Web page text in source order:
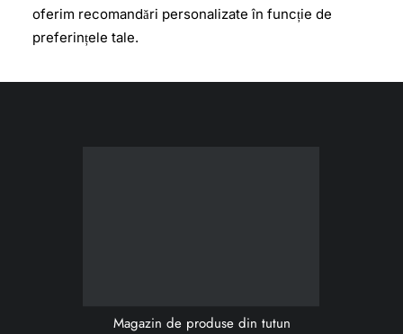
oferim recomandări personalizate în funcție de
preferințele tale.
Magazin de produse din tutun